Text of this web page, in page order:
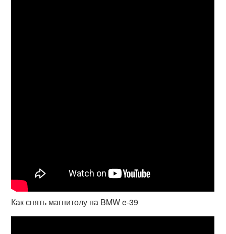
Как снять магнитолу на BMW e-39